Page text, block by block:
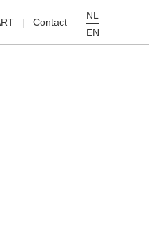
NL
EN
Contact